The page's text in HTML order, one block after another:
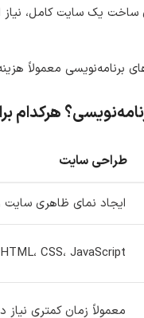
ساخت یک سایت کامل، نیاز
برنامه‌نویسی معمولاً
هرکدام
طراحی سایت
ایجاد نمای ظاهری سایت
HTML، CSS، JavaScript، طراحی گرافیکی
معمولاً زمان کمتری نیاز